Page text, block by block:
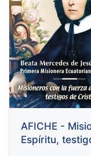
AFICHE -
Espíritu,